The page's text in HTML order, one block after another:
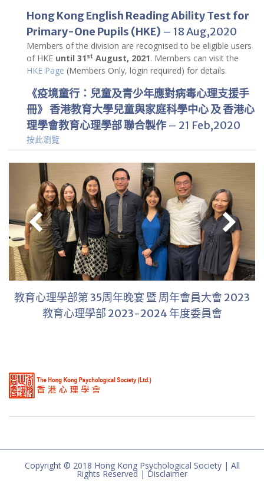
Hong Kong English Reading Ability Test for
Primary-One Pupils (HKE) – 18 Aug,2020
Members of the division are recognised to be eligible users
of HKE until 31 st August, 2021. Members can visit the
HKE Page (Members Only, login required) for details.
《疫境童行：兒童及青少年應對病毒心理支援手
冊》 香港教育大學兒童與家庭科學中心 及 香港心
理學會教育心理學部 聯合製作 – 21 Feb,2020
按此瀏覽
教育心理學部第 35周年晚宴 暨周年會員大會 2023
教育心理學部 2023-2024 年度委員會
Copyright © 2018 Hong Kong Psychological Society | All
Rights Reserved | Disclaimer